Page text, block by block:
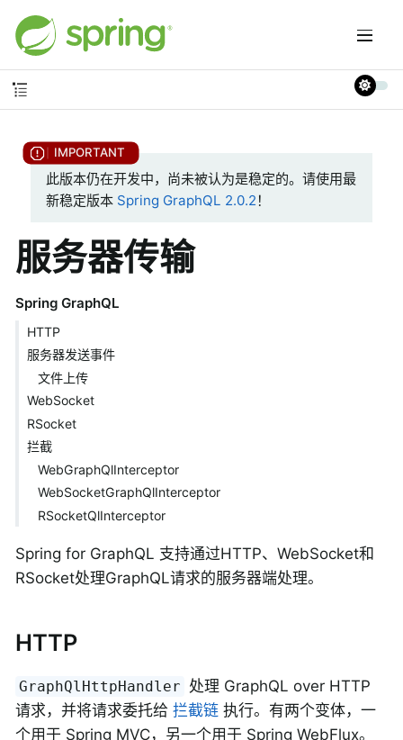
此版本仍在开发中，尚未被认为是稳定的。请使用最
新稳定版本 Spring GraphQL 2.0.2 ！
服务器传输
Spring GraphQL
HTTP
服务器发送事件
文件上传
WebSocket
RSocket
拦截
WebGraphQlInterceptor
WebSocketGraphQlInterceptor
RSocketQlInterceptor
Spring for GraphQL 支持通过HTTP、WebSocket和
RSocket处理GraphQL请求的服务器端处理。
HTTP
GraphQlHttpHandler 处理 GraphQL over HTTP
请求，并将请求委托给 拦截链 执行。有两个变体，一
个用于 Spring MVC，另一个用于 Spring WebFlux。